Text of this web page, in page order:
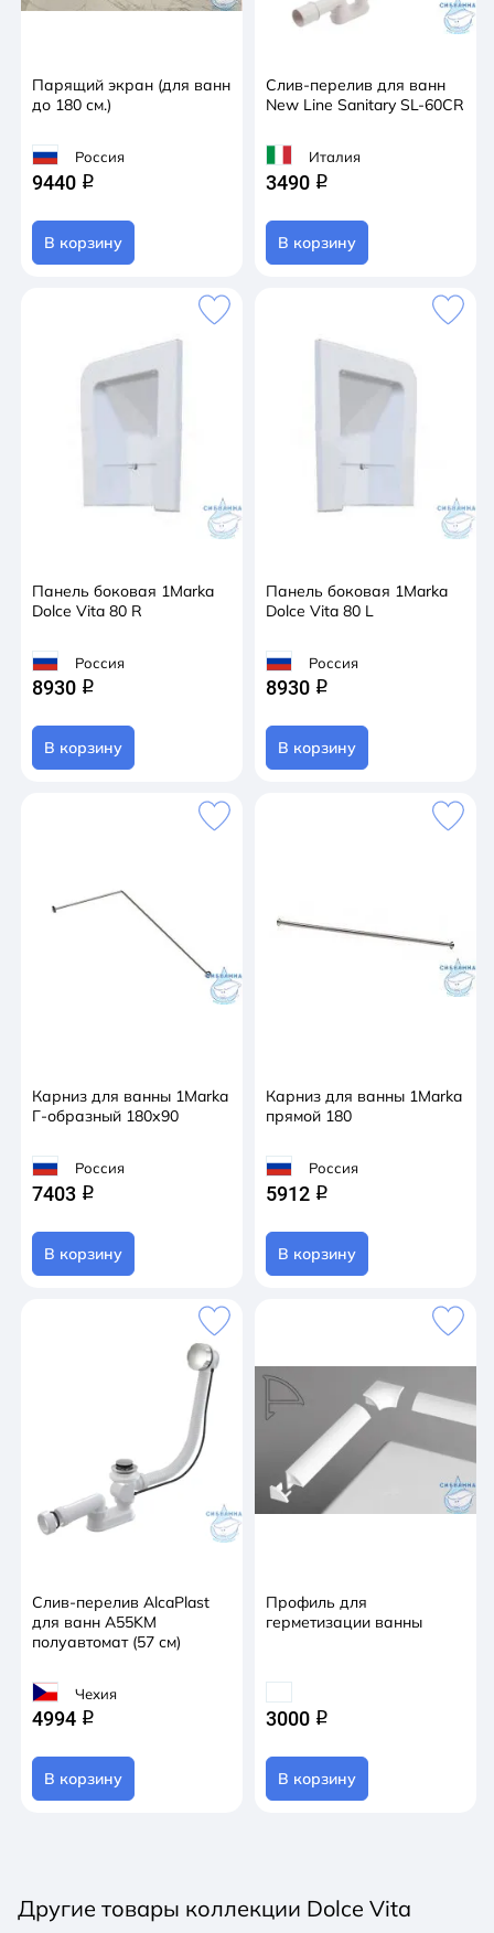
Парящий экран (для ванн
до 180 см.)
Россия
9440 q
В корзину
Слив-перелив для ванн
New Line Sanitary SL-60CR
Италия
3490 q
В корзину
Панель боковая 1Marka
Dolce Vita 80 R
Россия
8930 q
В корзину
Панель боковая 1Marka
Dolce Vita 80 L
Россия
8930 q
В корзину
Карниз для ванны 1Marka
Г-образный 180х90
Россия
7403 q
В корзину
Карниз для ванны 1Marka
прямой 180
Россия
5912 q
В корзину
Слив-перелив AlcaPlast
для ванн A55KM
полуавтомат (57 см)
Чехия
4994 q
В корзину
Профиль для
герметизации ванны
3000 q
В корзину
Другие товары коллекции Dolce Vita